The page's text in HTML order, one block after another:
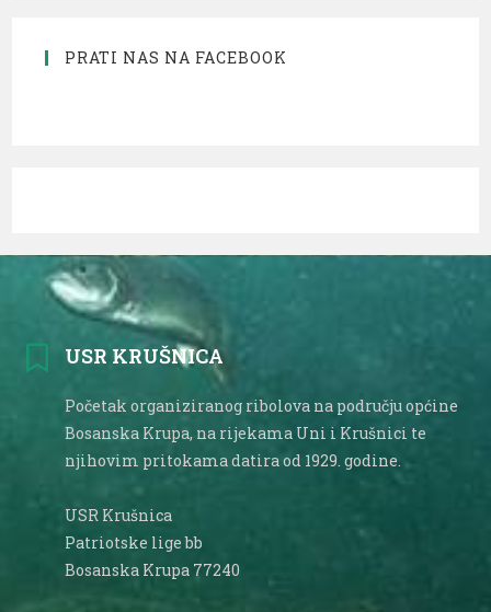
PRATI NAS NA FACEBOOK
USR KRUŠNICA
Početak organiziranog ribolova na području općine
Bosanska Krupa, na rijekama Uni i Krušnici te
njihovim pritokama datira od 1929. godine.
USR Krušnica
Patriotske lige bb
Bosanska Krupa 77240